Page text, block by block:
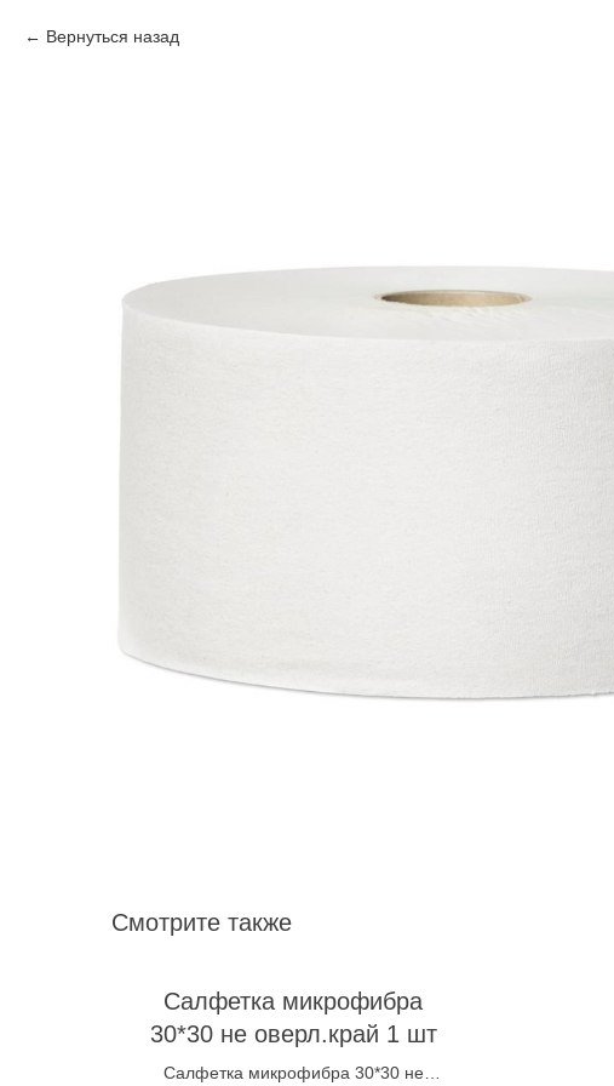
Вернуться назад
Смотрите также
Салфетка микрофибра
30*30 не оверл.край 1 шт
Салфетка микрофибра 30*30 не